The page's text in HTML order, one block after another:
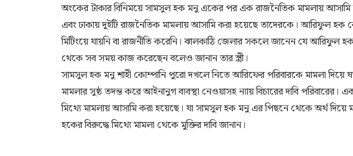
অংকের টাকার বিনিময়ে সামসুল হক মনু একের পর এক রাজনৈতিক মামলায়
এবং ঢাকায় দুইটি রাজনৈতিক মামলায় আসামি করা হয়েছে তাদেরকে। আরিফুল
মিটিংয়ে যায়নি বা রাজনীতি করেনি। ঝালকাঠি জেলার সকলে জানেন যে আরিফুল
থেকে সব সময় কাজ করেছেন বলেও জানান তার স্ত্রী।
সামসুল হক মনু শাহী কোম্পানি পুরো দখলে নিতে আরিফের পরিবারকে মামলা দিয়ে
মামলার সুষ্ঠ তদন্ত করে আইনানুগ ব্যবস্থা নেওয়াসহ ন্যায় বিচারের দাবি পরিবারের।
মিথ্যে মামলায় আসামি করা হয়েছে। যা সামসুল হক মনু এর পিছনে থেকে অর্থ দিয়ে
হকের বিরুদ্ধে মিথ্যে মামলা থেকে মুক্তির দাবি জানান।